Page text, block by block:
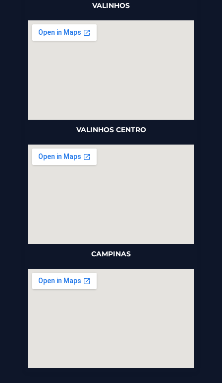
VALINHOS
VALINHOS CENTRO
CAMPINAS